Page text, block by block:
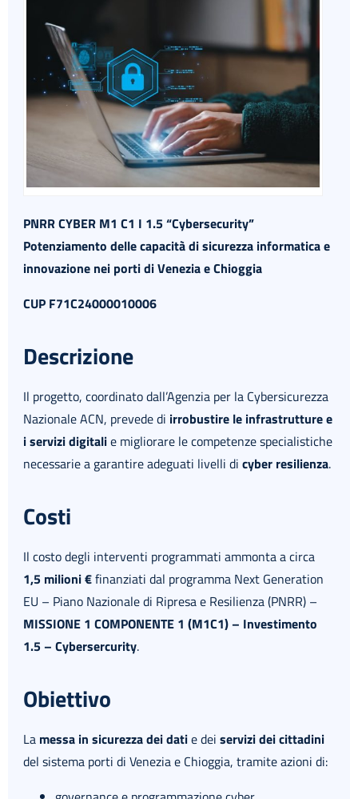
PNRR CYBER M1 C1 I 1.5 “Cybersecurity”
Potenziamento delle capacità di sicurezza informatica e
innovazione nei porti di Venezia e Chioggia
CUP F71C24000010006
Descrizione
Il progetto, coordinato dall’Agenzia per la Cybersicurezza
Nazionale ACN, prevede di irrobustire le infrastrutture e
i servizi digitalie migliorare le competenze specialistiche
necessarie a garantire adeguati livelli di cyber resilienza.
Costi
Il costo degli interventi programmati ammonta a circa
1,5 milioni €finanziati dal programma Next Generation
EU – Piano Nazionale di Ripresa e Resilienza (PNRR) –
MISSIONE 1 COMPONENTE 1 (M1C1) – Investimento
1.5 – Cybersercurity.
Obiettivo
La messa in sicurezza dei datie dei servizi dei cittadini
del sistema porti di Venezia e Chioggia, tramite azioni di: